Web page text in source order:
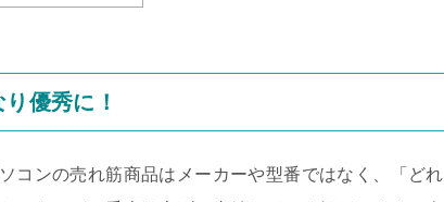
優秀に！
コンの売れ筋商品はメーカーや型番ではなく、「どれ